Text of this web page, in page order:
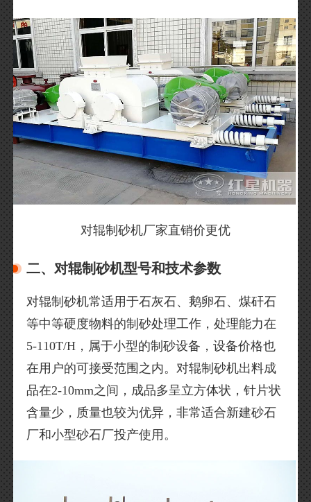
对辊制砂机厂家直销价更优
二、对辊制砂机型号和技术参数
对辊制砂机常适用于石灰石、鹅卵石、煤矸石
等中等硬度物料的制砂处理工作，处理能力在
5-110T/H，属于小型的制砂设备，设备价格也
在用户的可接受范围之内。对辊制砂机出料成
品在2-10mm之间，成品多呈立方体状，针片状
含量少，质量也较为优异，非常适合新建砂石
厂和小型砂石厂投产使用。